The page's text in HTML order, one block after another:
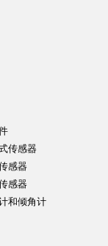
传感器
感器
感器
和倾角计